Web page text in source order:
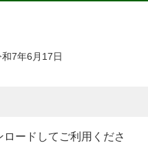
7年6月17日
ードしてご利用くださ